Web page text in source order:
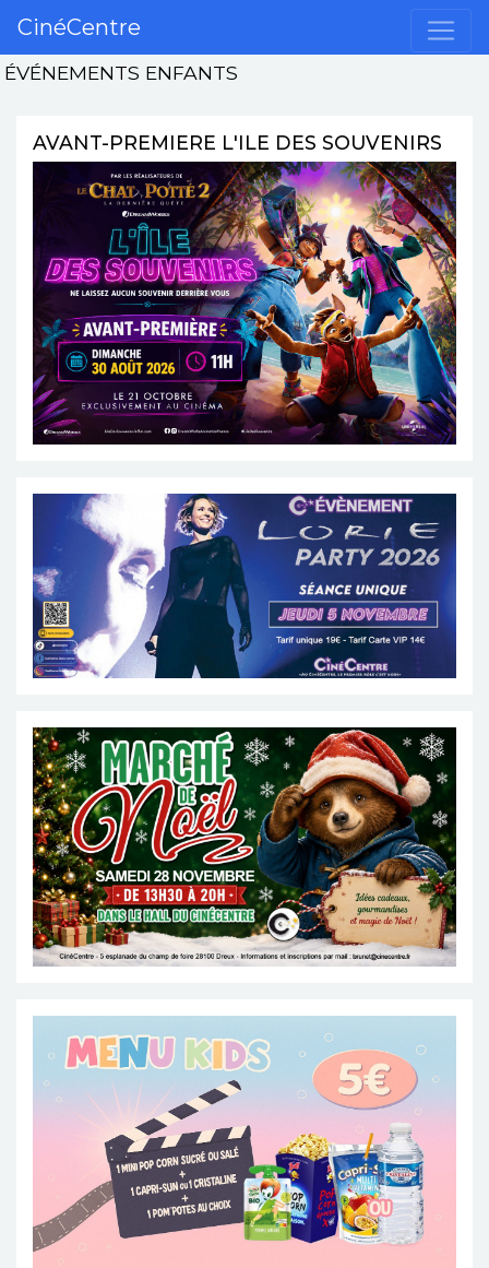
CinéCentre
ÉVÉNEMENTS ENFANTS
AVANT-PREMIERE L'ILE DES SOUVENIRS